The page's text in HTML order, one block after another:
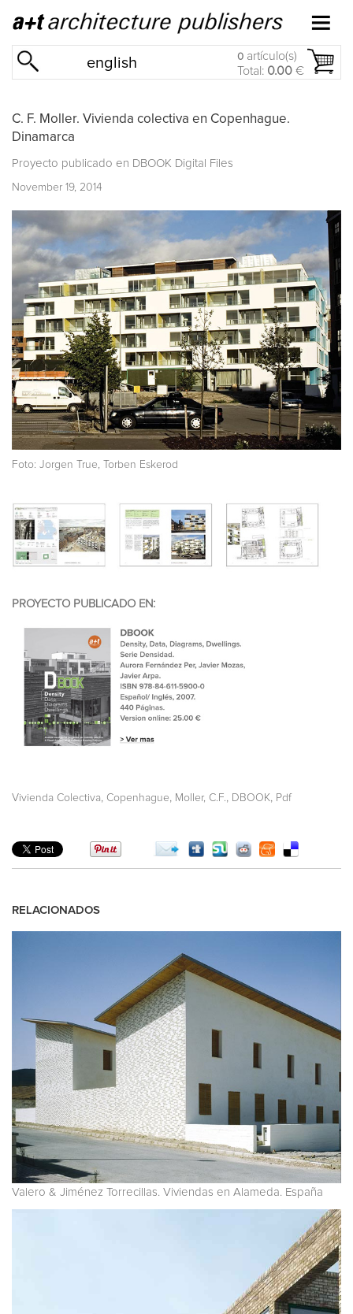
english 0 artículo(s)
Total: 0.00 €
C. F. Moller. Vivienda colectiva en Copenhague.
Dinamarca
Proyecto publicado en DBOOK Digital Files
November 19, 2014
Foto: Jorgen True, Torben Eskerod
PROYECTO PUBLICADO EN:
Vivienda Colectiva Copenhague Moller, C.F. DBOOK Pdf
RELACIONADOS
Valero & Jiménez Torrecillas. Viviendas en Alameda. España